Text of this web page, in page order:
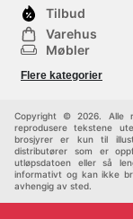
Tilbud
Varehus
Møbler
Sport
Flere kategorier
Copyright © 2026. Alle
reprodusere tekstene
brosjyrer er kun til
distributører som er
utløpsdatoen eller så
informativt og kan ikke
avhengig av sted.